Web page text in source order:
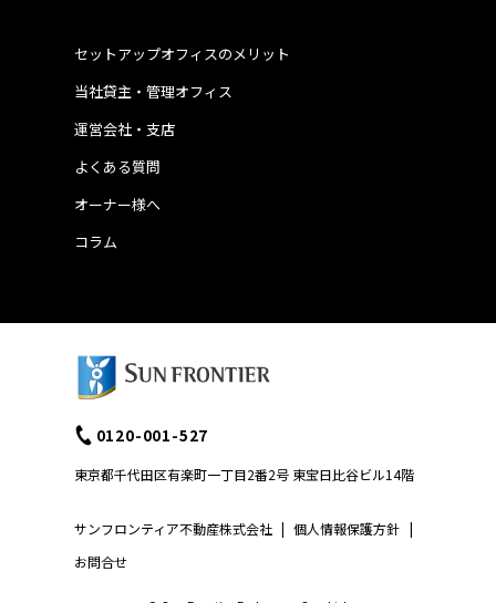
運営会社・支店
よくある質問
当社貸主・管理オフィス
オーナー様へ
コラム
セットアップオフィスのメリット
サンフロンティア不動産株式会社 | 個人情報保護方針 |
お問合せ
0120-001-527
東京都千代田区有楽町一丁目2番2号 東宝日比谷ビル14階